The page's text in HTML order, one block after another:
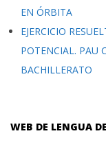
EN ÓRBITA
EJERCICIO
POTENCIAL. PAU
BACHILLERATO
WEB DE LENGUA